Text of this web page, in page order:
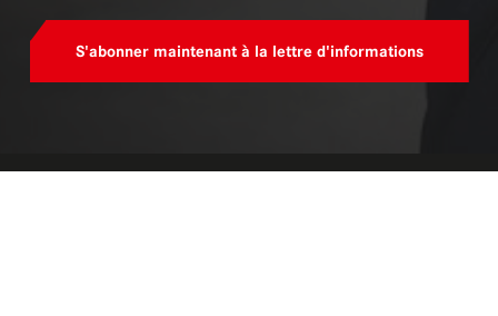
S'abonner maintenant à la lettre d'informations